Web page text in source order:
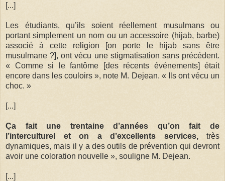
[...]
Les étudiants, qu’ils soient réellement musulmans ou
portant simplement un nom ou un accessoire (hijab, barbe)
associé à cette religion [on porte le hijab sans être
musulmane ?], ont vécu une stigmatisation sans précédent.
« Comme si le fantôme [des récents événements] était
encore dans les couloirs », note M. Dejean. « Ils ont vécu un
choc. »
[...]
Ça fait une trentaine d’années qu’on fait de
l’interculturel et on a d’excellents services,très
dynamiques, mais il y a des outils de prévention qui devront
avoir une coloration nouvelle », souligne M. Dejean.
[...]